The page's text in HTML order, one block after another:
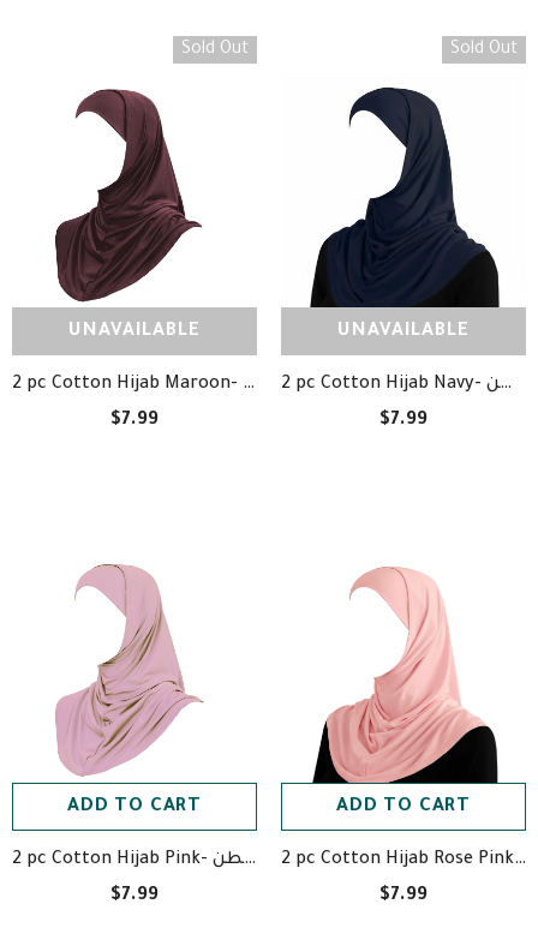
Sold Out
UNAVAILABLE
2 pc Cotton Hijab Maroon- حجاب قطعتين ماروني قطن
$7.99
Sold Out
UNAVAILABLE
2 pc Cotton Hijab Navy- حجاب قطعتين كحلي قطن
$7.99
ADD TO CART
2 pc Cotton Hijab Pink- حجاب قطعتين وردي قطن
$7.99
ADD TO CART
2 pc Cotton Hijab Rose Pink- حجاب قطعتين وردي قطن
$7.99